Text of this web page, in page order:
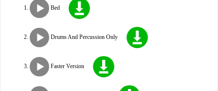
Bed
Drums And Percussion Only
Faster Version